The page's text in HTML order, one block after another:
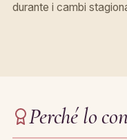
durante i cambi
Perché lo